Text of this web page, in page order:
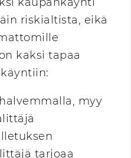
riskialtista, eikä
kaksi tapaa
myy
tarjoaa